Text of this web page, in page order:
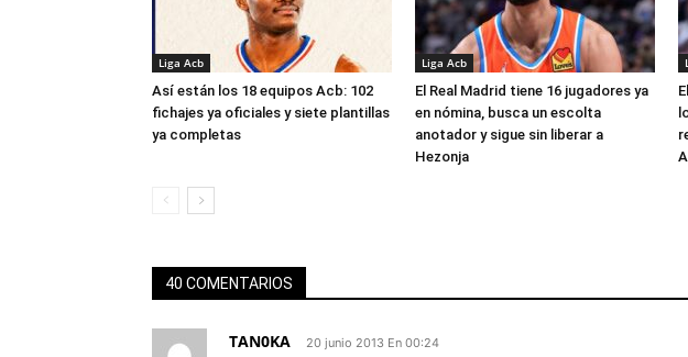
Liga Acb
Así están los 18 equipos Acb: 102
fichajes ya oficiales y siete plantillas
ya completas
Liga Acb
El Real Madrid tiene 16 jugadores ya
en nómina, busca un escolta
anotador y sigue sin liberar a
Hezonja
40 COMENTARIOS
TAN0KA 20 junio 2013 En 00:24